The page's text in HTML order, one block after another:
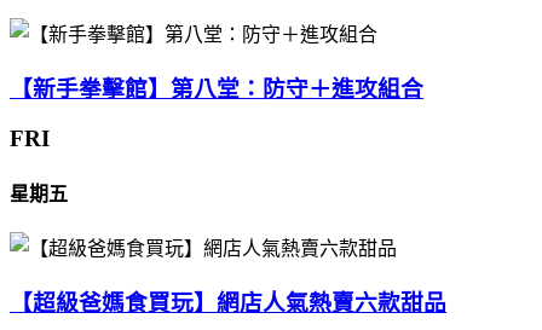
【新手拳擊館】第八堂：防守＋進攻組合
FRI
星期五
【超級爸媽食買玩】網店人氣熱賣六款甜品